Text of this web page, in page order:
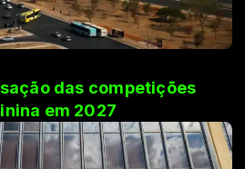
das competições
em 2027